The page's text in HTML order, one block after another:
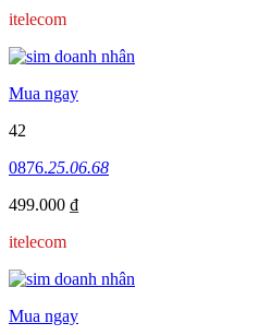
itelecom
Mua ngay
42
0876.25.06.68
499.000 ₫
itelecom
Mua ngay